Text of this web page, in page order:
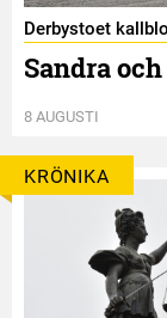
Derbystoet
Sandra
8 AUGUSTI
KRÖNIKA